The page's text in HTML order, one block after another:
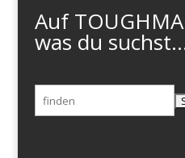
Auf
was du
Suchen
nach: